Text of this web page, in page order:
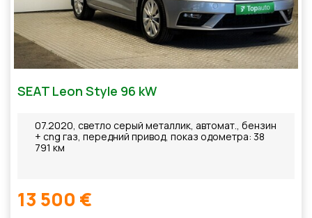
SEAT Leon Style 96 kW
07.2020, светло серый металлик, автомат., бензин
+ cng газ, передний привод, показ одометра: 38
791 км
13 500 €